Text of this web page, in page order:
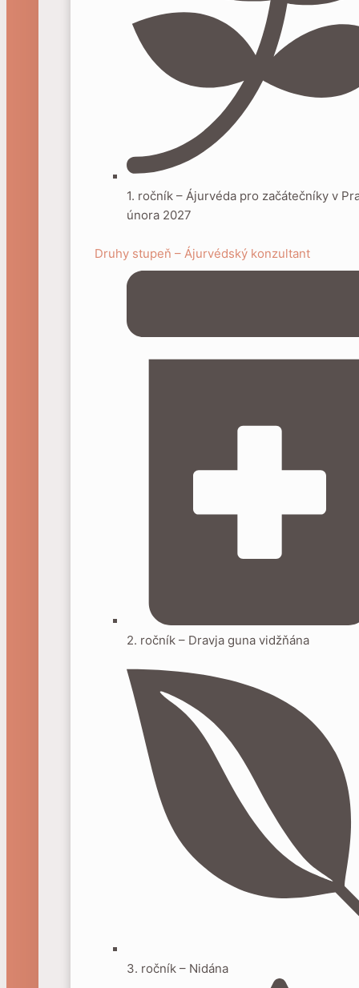
1. ročník – Ájurvéda pro začátečníky v
února 2027
Druhy stupeň – Ájurvédský konzultant
2. ročník – Dravja guna vidžňána
3. ročník – Nidána